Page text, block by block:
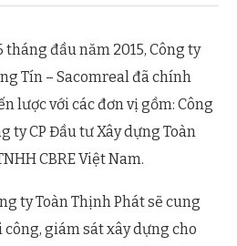
tháng đầu năm 2015, Công ty
Tín – Sacomreal đã chính
lược với các đơn vị gồm: Công
ty CP Đầu tư Xây dựng Toàn
CBRE Việt Nam.
ty Toàn Thịnh Phát sẽ cung
giám sát xây dựng cho